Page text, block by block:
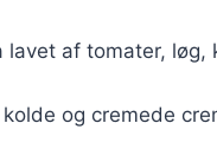
af tomater, løg,
og cremede